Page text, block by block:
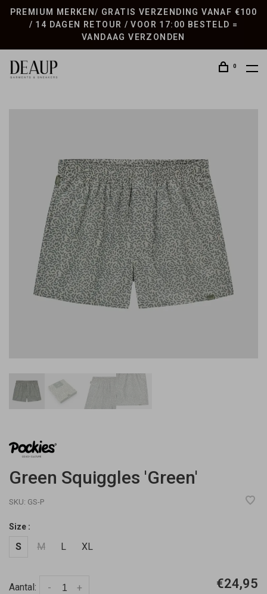
PREMIUM MERKEN/ GRATIS VERZENDING VANAF €100
/ 14 DAGEN RETOUR / VOOR 17:00 BESTELD =
VANDAAG VERZONDEN
0
Green Squiggles 'Green'
SKU: GS-P
Size :
S M L XL
Aantal: +
- €24,95